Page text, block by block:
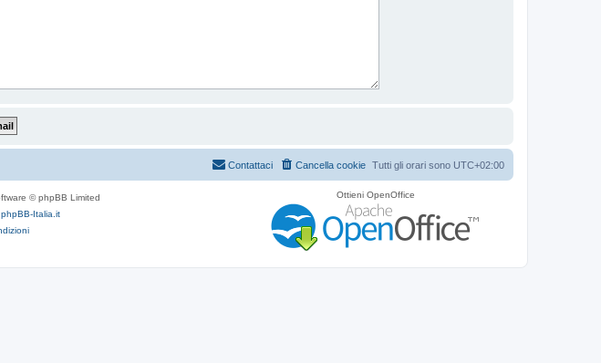
Tutti gli orari sono UTC+02:00
Cancella cookie
Contattaci
© phpBB Limited
phpBB-Italia.it
Ottieni OpenOffice